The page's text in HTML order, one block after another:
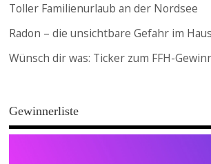
Toller Familienurlaub an der Nordsee
Radon – die unsichtbare Gefahr im Haus
Wünsch dir was: Ticker zum FFH-
Gewinnerliste